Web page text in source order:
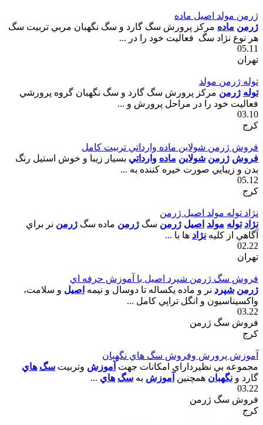
ژرمن مولد اصيل ماده
ژرمن ماده مرکز پرورش سگ گارد و سگ نگهبان مربي تربيت سگ
هر نوع نژاد سگ فعاليت خود را در ...
05.11
تهران
توله ژرمن مولد
توله ژرمن مرکز پرورش سگ گارد و سگ نگهبان گروه پرورشي
فعاليت خود را در مراحل پرورش و ...
03.10
کرج
فروش ژرمن شولاين ماده وارداتي تربيت کامل
فروش ژرمن شولاين ماده وارداتي بسيار زيبا و خوش استيل رنگ
بدن و زيبايي صورت خيره کننده به ...
05.12
کرج
نژاد توله مولد اصيل ژرمن
نژاد توله مولد اصيل ژرمن سگ ژرمن ماده سگ ژرمن نر براي
آگاهي از کليه نژاد ها با ...
02.22
تهران
فروش سگ ژرمن شپرد اصيل با آموزش حرفه اي
ژرمن شپرد نر و ماده يکساله تا دوسال و نيمه اصيل و سلامت،
واکسيناسيون و انگل تراپي کامل ...
03.22
فروش سگ ژرمن
کرج
آموزش پرورش وفروش سگ هاي نگهبان
مجموعه بي نظيرداراي امکانات جهت آموزش وتربيت سگ هاي
گارد و نگهبان همچنين آموزش به سگ هاي ...
03.22
فروش سگ ژرمن
کرج